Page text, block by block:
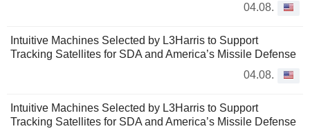
04.08.
Intuitive Machines Selected by L3Harris to Support
Tracking Satellites for SDA and America’s Missile Defense
04.08.
Intuitive Machines Selected by L3Harris to Support
Tracking Satellites for SDA and America’s Missile Defense